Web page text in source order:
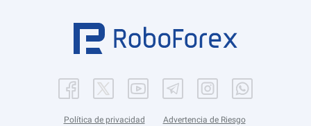
Política de privacidad Advertencia de Riesgo